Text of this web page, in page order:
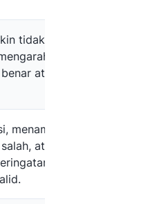
tidak ada, atau
ke
atau tidak
menampilkan
atau
bahwa e-